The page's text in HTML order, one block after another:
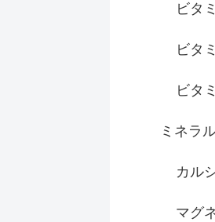
ビタ
ビタ
ビタ
ミネラ
カル
マグ